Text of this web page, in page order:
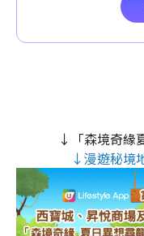
↓「森境奇緣
↓漫遊秘境